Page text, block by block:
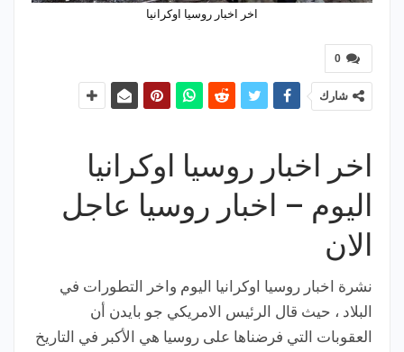
اخر اخبار روسيا اوكرانيا
0
شارك
اخر اخبار روسيا اوكرانيا
اليوم – اخبار روسيا عاجل
الان
نشرة اخبار روسيا اوكرانيا اليوم واخر التطورات في
البلاد ، حيث قال الرئيس الامريكي جو بايدن أن
العقوبات التي فرضناها على روسيا هي الأكبر في التاريخ